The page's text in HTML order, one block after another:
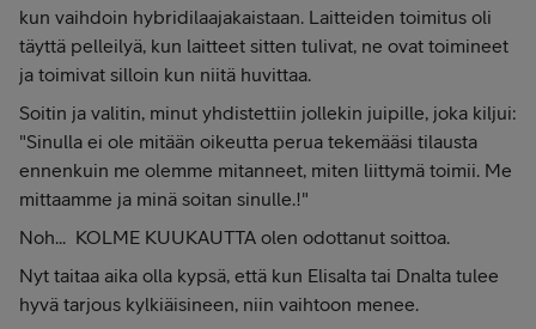
kun vaihdoin hybridilaajakaistaan. Laitteiden toimitus oli
täyttä pelleilyä, kun laitteet sitten tulivat, ne ovat toimineet
ja toimivat silloin kun niitä huvittaa.
Soitin ja valitin, minut yhdistettiin jollekin juipille, joka kiljui:
"Sinulla ei ole mitään oikeutta perua tekemääsi tilausta
ennenkuin me olemme mitanneet, miten liittymä toimii. Me
mittaamme ja minä soitan sinulle.!"
Noh... KOLME KUUKAUTTA olen odottanut soittoa.
Nyt taitaa aika olla kypsä, että kun Elisalta tai Dnalta tulee
hyvä tarjous kylkiäisineen, niin vaihtoon menee.